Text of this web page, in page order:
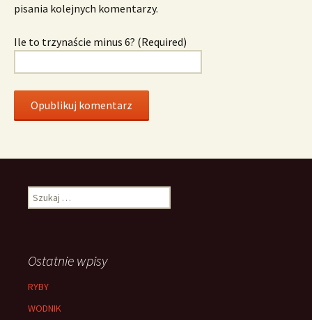
pisania kolejnych komentarzy.
Ile to trzynaście minus 6? (Required)
Szukaj:
Ostatnie wpisy
RYBY
WODNIK